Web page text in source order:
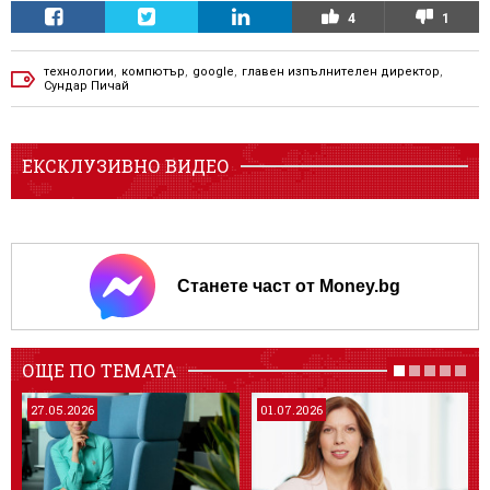
4 1
технологии компютър google главен изпълнителен директор
Сундар Пичай
ЕКСКЛУЗИВНО ВИДЕО
Станете част от Money.bg
ОЩЕ ПО ТЕМАТА
27.05.2026 01.07.2026